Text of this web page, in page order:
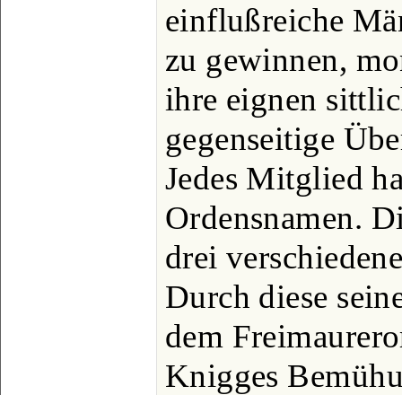
einflußreiche
zu gewinnen,
ihre eignen
gegenseitige
Jedes Mitglied
Ordensnamen.
drei
Durch diese
dem
Knigges